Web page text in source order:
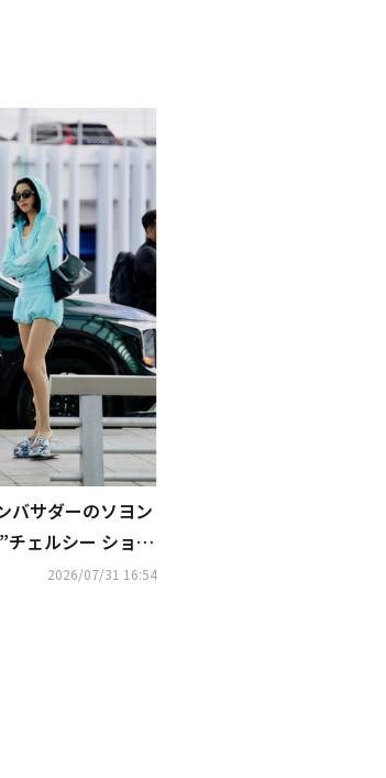
バサダーのソヨン
チェルシー ショル
2026/07/31 16:54